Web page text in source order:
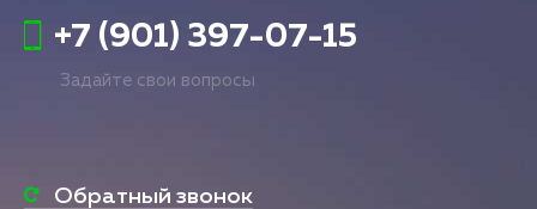
+7 (901) 397-07-15
Задайте свои вопросы
Обратный звонок